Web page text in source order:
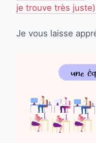
je trouve très juste)
Je vous laisse